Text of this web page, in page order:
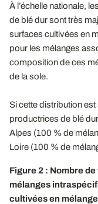
À l’échelle nationale,
de blé dur sont très
surfaces cultivées en
pour les mélanges
composition de ces
de la sole.
Si cette distribution
productrices de blé
Alpes (100 % de
Loire (100 % de
Figure 2 : Nombre
mélanges
cultivées en